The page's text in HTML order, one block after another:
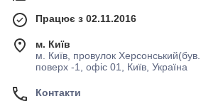
Працює з 02.11.2016
м. Київ
м. Київ, провулок Херсонський(був.
поверх -1, офіс 01, Київ, Україна
Контакти